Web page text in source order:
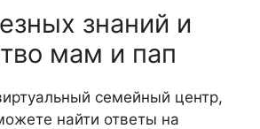
знаний и
мам и пап
семейный центр,
найти ответы на